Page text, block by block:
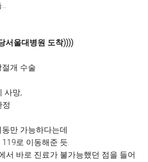
서울대병원 도착))))
개 수술
사망,
정
만 가능하다는데
로 이동해준 듯.
서 바로 진료가 불가능했던 점을 들어